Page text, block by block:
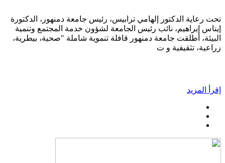
تحت رعاية الدكتور إلهامي ترابيس، رئيس جامعة دمنهور، الدكتورة
إيناس إبراهيم، نائب رئيس الجامعة لشؤون خدمة المجتمع وتنمية
البيئة، أطلقت جامعة دمنهور قافلة تنموية شاملة "صحية، بيطرية،
زراعية، تثقيفية و ت
إقرأ المزيد